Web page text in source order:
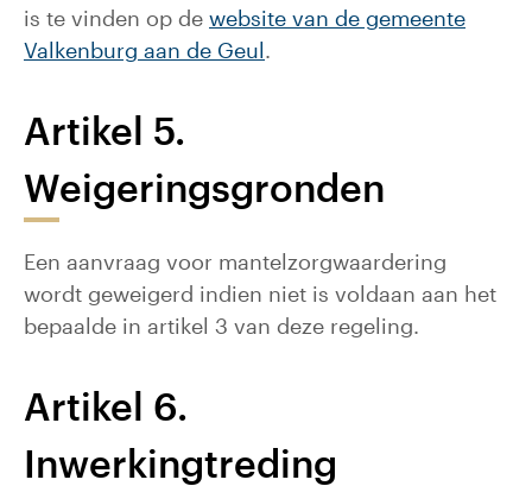
is te vinden op de website van de gemeente
Valkenburg aan de Geul.
Artikel 5.
Weigeringsgronden
Een aanvraag voor mantelzorgwaardering
wordt geweigerd indien niet is voldaan aan het
bepaalde in artikel 3 van deze regeling.
Artikel 6.
Inwerkingtreding